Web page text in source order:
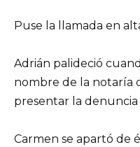
Puse la llamada en
Adrián palideció
nombre de la notaría
presentar la denuncia
Carmen se apartó de